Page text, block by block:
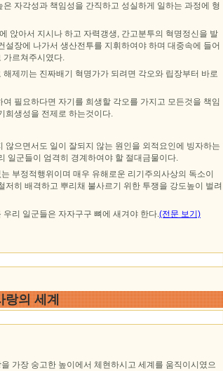
자각성과 책임성을 간직하고 성실하게 일하는 과정에 형
앉아서 지시나 하고 자력갱생, 간고분투의 혁명정신을 발
설장에 나가서 생산전투를 지휘하여야 하며 대중속에 들어
가르쳐주시였다.
제끼는 진짜배기 혁명가가 되려면 각오와 립장부터 바로
필요하다면 자기를 희생할 각오를 가지고 모든것을 책임
희생성을 전제로 하는것이다.
않으면서도 일이 잘되지 않는 원인을 외적요인에 빙자하는
일군들이 엄격히 경계하여야 할 절대금물이다.
부정적행위이며 매우 유해로운 리기주의사상의 독소이
히 배격하고 뿌리채 불사르기 위한 투쟁을 강도높이 벌려
리 일군들은 자자구구 뼈에 새겨야 한다.(전문 보기)
랑의 세계
가장 숭고한 높이에서 체현하시고 세계를 움직이시였으